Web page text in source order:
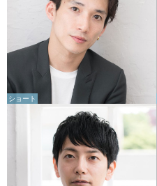
ショート